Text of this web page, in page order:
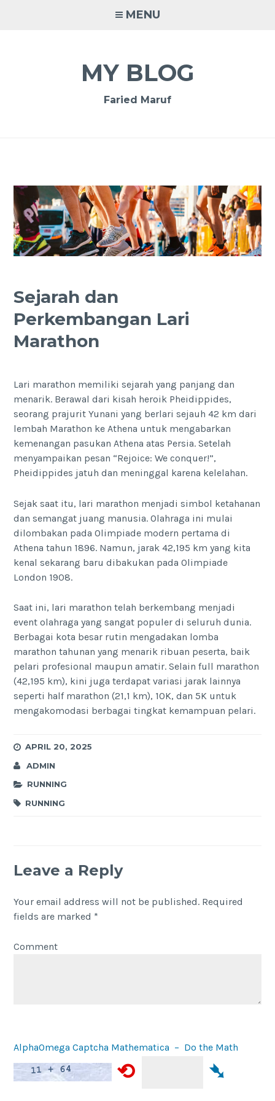
MENU
MY BLOG
Faried Maruf
Sejarah dan
Perkembangan Lari
Marathon
Lari marathon memiliki sejarah yang panjang dan
menarik. Berawal dari kisah heroik Pheidippides,
seorang prajurit Yunani yang berlari sejauh 42 km dari
lembah Marathon ke Athena untuk mengabarkan
kemenangan pasukan Athena atas Persia. Setelah
menyampaikan pesan “Rejoice: We conquer!”,
Pheidippides jatuh dan meninggal karena kelelahan.
Sejak saat itu, lari marathon menjadi simbol ketahanan
dan semangat juang manusia. Olahraga ini mulai
dilombakan pada Olimpiade modern pertama di
Athena tahun 1896. Namun, jarak 42,195 km yang kita
kenal sekarang baru dibakukan pada Olimpiade
London 1908.
Saat ini, lari marathon telah berkembang menjadi
event olahraga yang sangat populer di seluruh dunia.
Berbagai kota besar rutin mengadakan lomba
marathon tahunan yang menarik ribuan peserta, baik
pelari profesional maupun amatir. Selain full marathon
(42,195 km), kini juga terdapat variasi jarak lainnya
seperti half marathon (21,1 km), 10K, dan 5K untuk
mengakomodasi berbagai tingkat kemampuan pelari.
APRIL 20, 2025
ADMIN
RUNNING
RUNNING
Leave a Reply
Your email address will not be published. Required
fields are marked *
Comment
AlphaOmega Captcha Mathematica – Do the Math
⟲ ➴